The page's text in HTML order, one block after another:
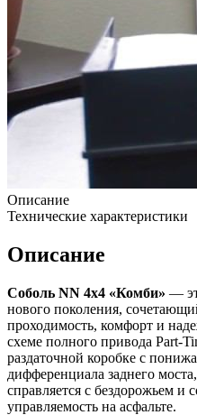
Описание
Технические характеристики
Описание
Соболь NN 4х4 «Комби» —
нового поколения,
проходимость, комфорт и
схеме полного привода Part-
раздаточной коробке с
дифференциала заднего
справляется с бездорожьем и
управляемость на асфальте.